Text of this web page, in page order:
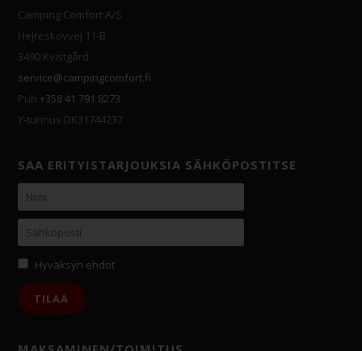
Camping Comfort A/S
Hejreskovvej 11-B
3490 Kvistgård
service@campingcomfort.fi
Puh+358 41 791 8273
Y-tunnus DK31744237
SAA ERITYISTARJOUKSIA SÄHKÖPOSTITSE
Hyväksyn ehdot